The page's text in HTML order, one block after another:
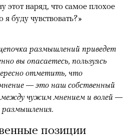
этот наряд, что самое плохое
буду чувствовать?»
размышлений приведет
вы опасаетесь, пользуясь
отметить, что
— это наш собственный
между чужим мнением и волей —
позиции